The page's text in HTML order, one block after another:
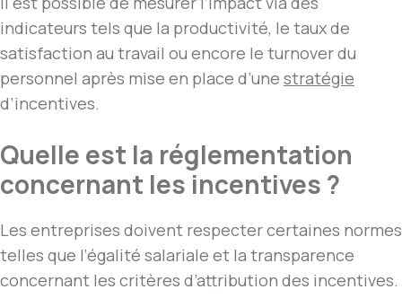
indicateurs tels que la productivité, le taux de
satisfaction au travail ou encore le turnover du
personnel après mise en place d’une stratégie
d’incentives.
Quelle est la réglementation
concernant les incentives ?
Les entreprises doivent respecter certaines normes
telles que l’égalité salariale et la transparence
concernant les critères d’attribution des incentives.